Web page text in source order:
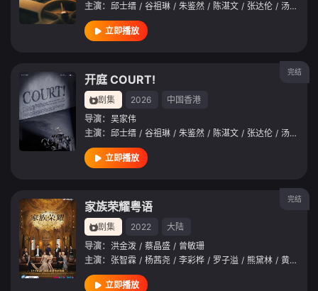
主演： 邱士缙 / 谷祖琳 / 朱鉴然 / 陈湛文 / 张达伦 / 汤骏业
立即播放
完结
开庭 COURT!
剧集 2026
中国香港
导演： 吴家伟
主演： 邱士缙 / 谷祖琳 / 朱鉴然 / 陈湛文 / 张达伦 / 汤骏业
立即播放
完结
家族荣耀粤语
剧集 2022
大陆
导演： 洪金泼 / 蔡晶盛 / 曾敏珊
主演： 张智霖 / 杨茜尧 / 李彩桦 / 罗子溢 / 熊黛林 / 黄浩然
立即播放